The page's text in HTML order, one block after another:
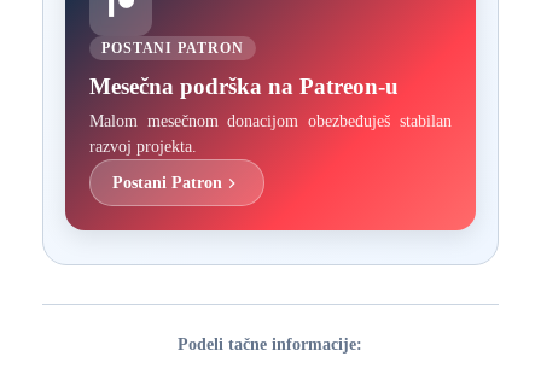
POSTANI PATRON
Mesečna podrška na Patreon-u
Malom mesečnom donacijom obezbeđuješ stabilan
razvoj projekta.
Postani Patron
Podeli tačne informacije: